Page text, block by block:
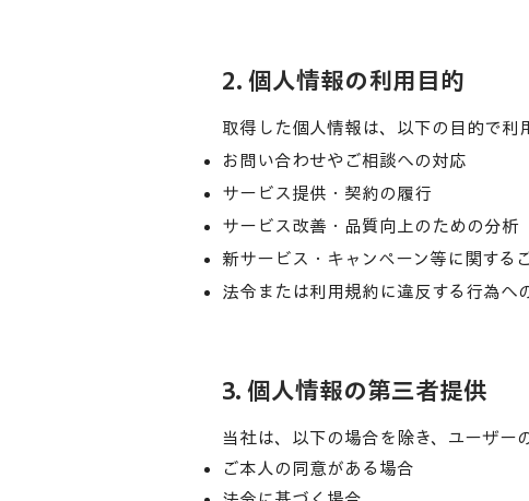
2. 個人情報の利用目的
取得した個人情報は、以下の目的で利
お問い合わせやご相談への対応
サービス提供・契約の履行
サービス改善・品質向上のための分析
新サービス・キャンペーン等に関する
法令または利用規約に違反する行為へ
3. 個人情報の第三者提供
当社は、以下の場合を除き、ユーザー
ご本人の同意がある場合